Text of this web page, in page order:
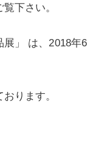
下さい。
」 は、2018年6
ります。